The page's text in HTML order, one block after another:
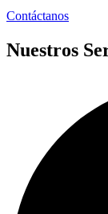
Contáctanos
Nuestros